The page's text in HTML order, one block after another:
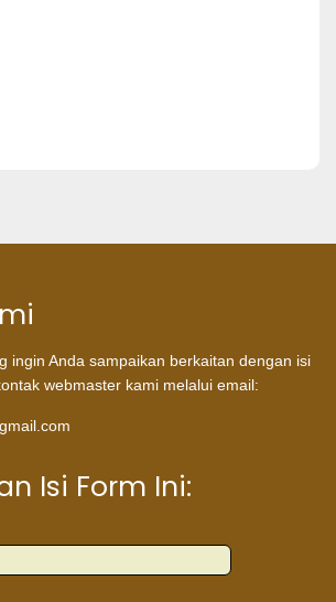
ingin Anda sampaikan berkaitan dengan isi
webmaster kami melalui email:
Isi Form Ini: